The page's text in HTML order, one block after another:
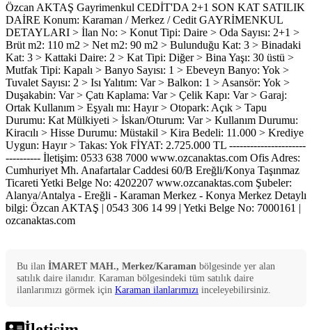
Özcan AKTAŞ Gayrimenkul CEDİT'DA 2+1 SON KAT SATILIK
DAİRE Konum: Karaman / Merkez / Cedit GAYRİMENKUL
DETAYLARI > İlan No: > Konut Tipi: Daire > Oda Sayısı: 2+1 >
Brüt m2: 110 m2 > Net m2: 90 m2 > Bulunduğu Kat: 3 > Binadaki
Kat: 3 > Kattaki Daire: 2 > Kat Tipi: Diğer > Bina Yaşı: 30 üstü >
Mutfak Tipi: Kapalı > Banyo Sayısı: 1 > Ebeveyn Banyo: Yok >
Tuvalet Sayısı: 2 > Isı Yalıtım: Var > Balkon: 1 > Asansör: Yok >
Duşakabin: Var > Çatı Kaplama: Var > Çelik Kapı: Var > Garaj:
Ortak Kullanım > Eşyalı mı: Hayır > Otopark: Açık > Tapu
Durumu: Kat Mülkiyeti > İskan/Oturum: Var > Kullanım Durumu:
Kiracılı > Hisse Durumu: Müstakil > Kira Bedeli: 11.000 > Krediye
Uygun: Hayır > Takas: Yok FİYAT: 2.725.000 TL ----------------------
---------- İletişim: 0533 638 7000 www.ozcanaktas.com Ofis Adres:
Cumhuriyet Mh. Anafartalar Caddesi 60/B Ereğli/Konya Taşınmaz
Ticareti Yetki Belge No: 4202207 www.ozcanaktas.com Şubeler:
Alanya/Antalya - Ereğli - Karaman Merkez - Konya Merkez Detaylı
bilgi: Özcan AKTAŞ | 0543 306 14 99 | Yetki Belge No: 7000161 |
ozcanaktas.com
Bu ilan İMARET MAH., Merkez/Karaman bölgesinde yer alan
satılık daire ilanıdır. Karaman bölgesindeki tüm satılık daire
ilanlarımızı görmek için Karaman ilanlarımızı inceleyebilirsiniz.